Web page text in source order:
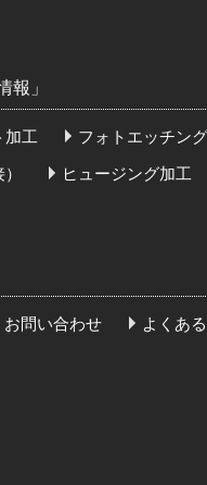
報」
加工 フォトエッチン
ヒュージング加工
お問い合わせ よくあ